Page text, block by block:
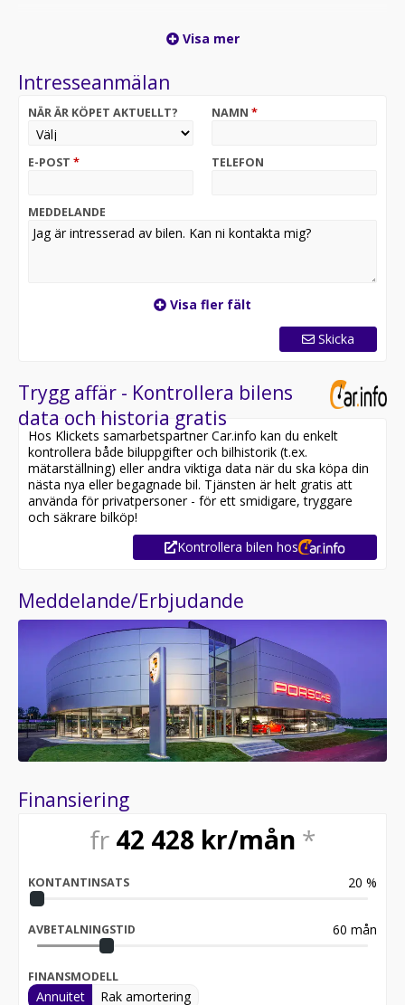
skalstolar och flera välvalda tillval som lyfter både
Sport Chrono-paket, lyftsystem för framaxeln, BOSE-
bromsok. En exklusiv och mycket välutrustad 911 för
dig som vill ha äkta Porsche-prestanda.
För mer information och provkörning, kontakta
30374 kr/mån inkl moms
kontantinsats, 50.00% restskuld samt 5.95% rörlig
ränta. Uppläggnings- och aviavgift tillkommer. Missa
inte att man har möjlighet att göra avdrag på räntan
24179 kr/mån exkl moms
36 månader, 1,500 mil
*Uppläggnings- och administrationsavgift tillkommer
med 595 kr resp. 55 kr. Leasing gäller för näringsidkare
och kan inte kombineras med andra avtal eller
erbjudanden. Notera: förändringar i den underliggande
räntan kan komma att påverka månadskostnaden.
Visa mer
Intresseanmälan
NÄR ÄR KÖPET AKTUELLT? NAMN *
E-POST * TELEFON
MEDDELANDE
Visa fler fält
Skicka
Trygg affär - Kontrollera bilens
data och historia gratis
Hos Klickets samarbetspartner Car.info kan du enkelt
kontrollera både biluppgifter och bilhistorik (t.ex.
mätarställning) eller andra viktiga data när du ska köpa din
nästa nya eller begagnade bil. Tjänsten är helt gratis att
använda för privatpersoner - för ett smidigare, tryggare
och säkrare bilköp!
Kontrollera bilen hos
Meddelande/Erbjudande
Finansiering
fr 42 428 kr/mån *
KONTANTINSATS 20 %
AVBETALNINGSTID 60 mån
FINANSMODELL
Annuitet Rak amortering